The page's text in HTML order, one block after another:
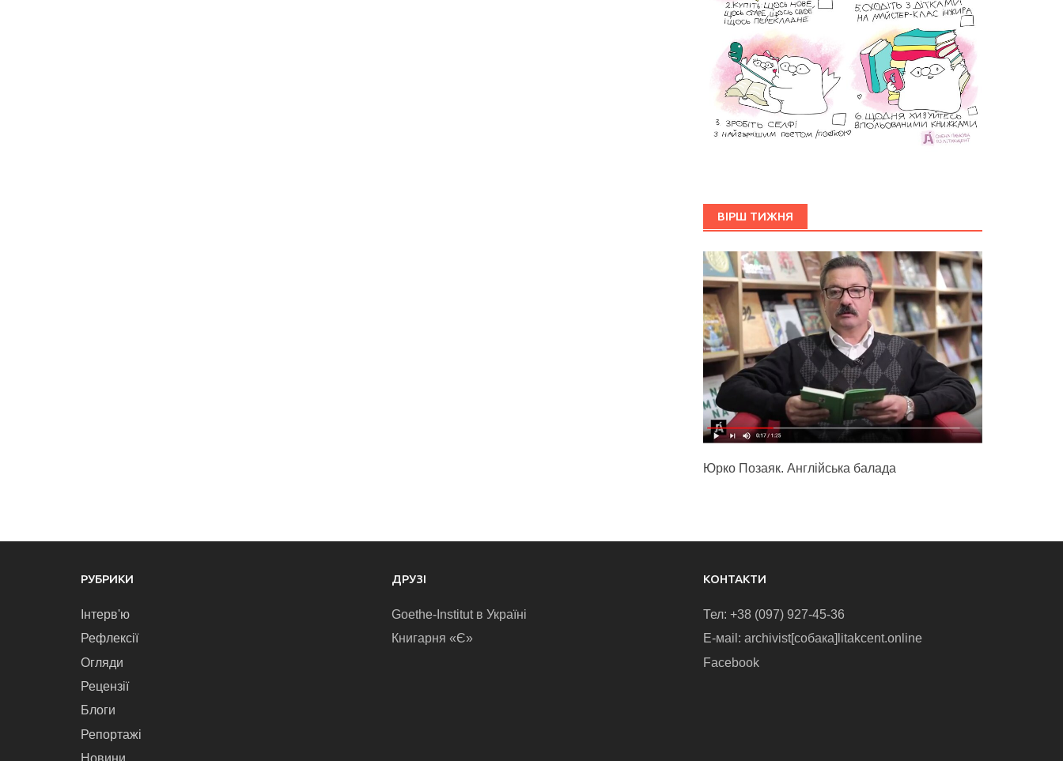
ВІРШ ТИЖНЯ
Юрко Позаяк. Англійська балада
РУБРИКИ
Інтерв'ю
Рефлексії
Огляди
Рецензії
Блоги
Репортажі
Новини
ДРУЗІ
Goethe-Institut в Україні
Книгарня «Є»
КОНТАКТИ
Тел: +38 (097) 927-45-36
E-маіl: archivist[собака]litakcent.online
Facebook